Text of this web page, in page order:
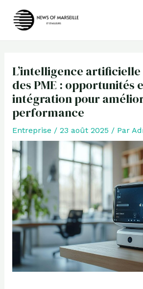
L’intelligence
des PME : opportunités
intégration pour
performance
Entreprise / 23 août 2025 / Par